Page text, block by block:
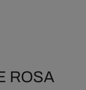
ROSA